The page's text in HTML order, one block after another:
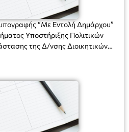
“Με Εντολή Δημάρχου”
Υποστήριξης Πολιτικών
της Δ/νσης Διοικητικών
πράξεις και